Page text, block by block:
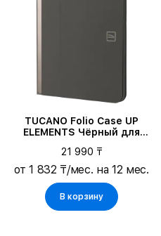
TUCANO Folio Case UP
ELEMENTS Чёрный для
21 990 ₸
от 1 832 ₸/мес. на 12 мес.
В корзину